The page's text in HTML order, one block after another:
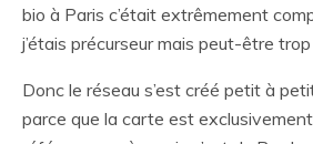
bio à Paris c’était extrêmement
j’étais précurseur mais peut-être trop
Donc le réseau s’est créé petit à
parce que la carte est